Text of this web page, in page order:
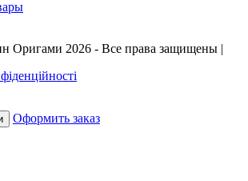
Оригами 2026 - Все права защищены
Оформить заказ